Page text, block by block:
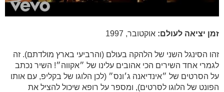
זמן יציאה לעולם: אוקטובר, 1997
זהו הסינגל השני של הלהקה בעולם (והרביעי בארץ מולדתם). זה
לגמרי אחד השירים הכי אהובים עלינו של ״אקווה״! השיר נכתב
על הסרטים של ״אינדיאנה ג׳ונס״ (לכן הלוגו של בקליפ, עם אותו
הפונט של הלוגו לסרטים), ומספר על רופא שיכול להציל את